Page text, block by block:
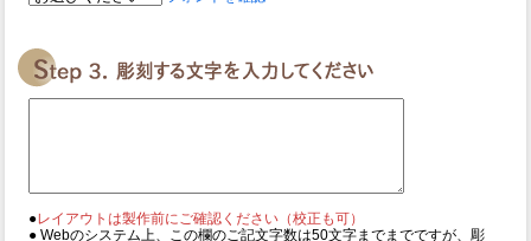
●レイアウトは製作前にご確認ください（校正も可）
● Webのシステム上、この欄のご記文字数は50文字までまでですが、彫